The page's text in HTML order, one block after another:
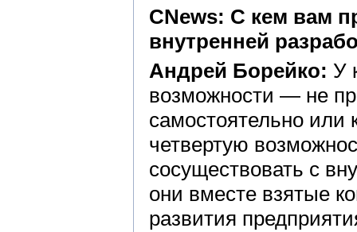
CNews: С кем вам
внутренней
Андрей Борейко: У
возможности — не
самостоятельно или
четвертую
сосуществовать с
они вместе взятые
развития